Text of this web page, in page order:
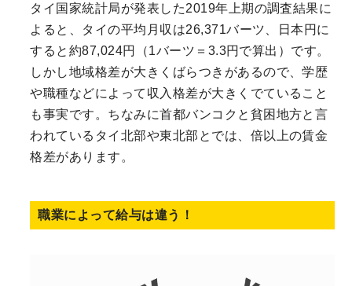
タイ国家統計局が発表した2019年上期の調査結果に
よると、タイの平均月収は26,371バーツ、日本円に
すると約87,024円（1バーツ＝3.3円で算出）です。
しかし地域格差が大きくばらつきがあるので、学歴
や職種などによって収入格差が大きくでていること
も事実です。ちなみに首都バンコクと貧困地方と言
われているタイ北部や東北部とでは、倍以上の賃金
格差があります。
職業によって給与は違う！